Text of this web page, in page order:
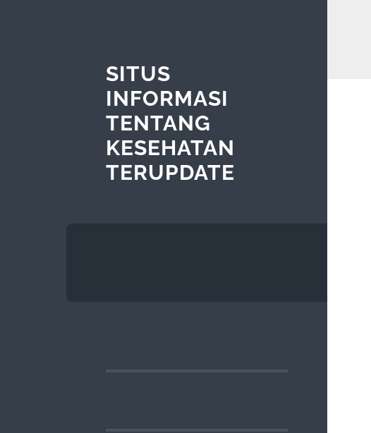
SITUS
INFORMASI
TENTANG
KESEHATAN
TERUPDATE